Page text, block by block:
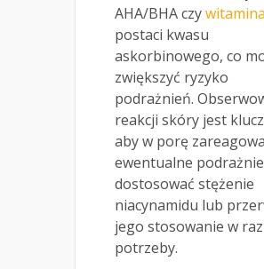
AHA/BHA czy
postaci kwasu
askorbinowego, co
zwiększyć ryzyko
podrażnień.
reakcji skóry jest
aby w porę
ewentualne
dostosować stężenie
niacynamidu lub
jego stosowanie w
potrzeby.